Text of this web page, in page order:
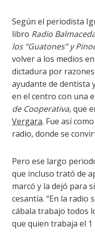
Según el periodista
libro Radio
los “Guatones” y
volver a los medios
dictadura por
ayudante de dentista
en el centro con una
de Cooperativa, que
Vergara. Fue así
radio, donde se
Pero ese largo
que incluso trató de
marcó y la dejó para
cesantía. “En la radio
cábala trabajo todos
que quien trabaja el